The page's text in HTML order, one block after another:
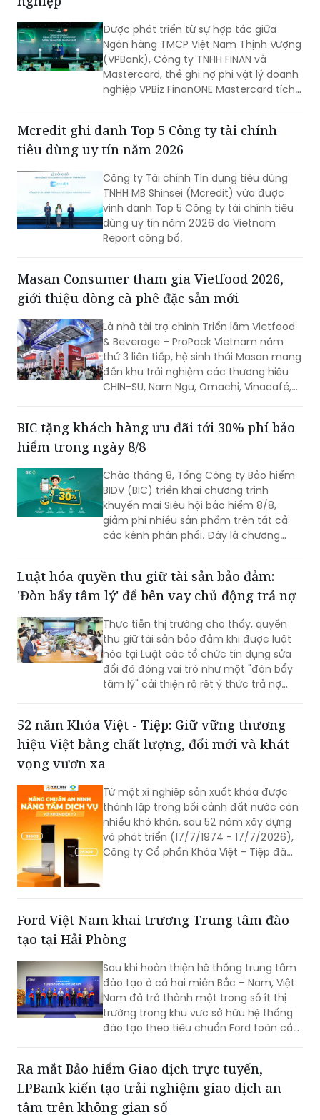
(VPBank), Công ty TNHH FINAN và
Mastercard, thẻ ghi nợ phi vật lý doanh
nghiệp VPBiz FinanONE Mastercard tích
hợp AI không chỉ là một phương thức
thanh toán mà còn là giải pháp giúp
doanh nghiệp rút ngắn quy trình phê
cho nhân viên nhưng vẫn kiểm soát
chặt chẽ ngân sách và dòng tiền theo
thời gian thực.
Mcredit ghi danh Top 5 Công ty tài chính
Công ty Tài chính Tín dụng tiêu dùng
TNHH MB Shinsei (Mcredit) vừa được
vinh danh Top 5 Công ty tài chính tiêu
dùng uy tín năm 2026 do Vietnam
Report công bố.
Masan Consumer tham gia Vietfood 2026,
Là nhà tài trợ chính Triển lãm Vietfood
& Beverage – ProPack Vietnam năm
thứ 3 liên tiếp, hệ sinh thái Masan mang
đến khu trải nghiệm các thương hiệu
CHIN-SU, Nam Ngư, Omachi, Vinacafé,
Phở Story, WinEco, trong đó dòng cà
phê Vinacafé Fine Robusta lần đầu xuất
hiện tại triển lãm. Sự kiện diễn ra từ
chợ & Triển lãm Sài Gòn (SECC).
BIC tặng khách hàng ưu đãi tới 30% phí bảo
Chào tháng 8, Tổng Công ty Bảo hiểm
BIDV (BIC) triển khai chương trình
khuyến mại Siêu hội bảo hiểm 8/8,
giảm phí nhiều sản phẩm trên tất cả
các kênh phân phối. Đây là chương
trình ưu đãi có mức giảm phí tốt nhất
của BIC ở trong cùng thời điểm.
Luật hóa quyền thu giữ tài sản bảo đảm:
Thực tiễn thị trường cho thấy, quyền
thu giữ tài sản bảo đảm khi được luật
hóa tại Luật các tổ chức tín dụng sửa
đổi đã đóng vai trò như một "đòn bẩy
tâm lý" cải thiện rõ rệt ý thức trả nợ
của bên vay.
52 năm Khóa Việt - Tiệp: Giữ vững thương
vọng vươn xa
Từ một xí nghiệp sản xuất khóa được
thành lập trong bối cảnh đất nước còn
nhiều khó khăn, sau 52 năm xây dựng
và phát triển (17/7/1974 - 17/7/2026),
Công ty Cổ phần Khóa Việt - Tiệp đã
trở thành một trong những doanh
nghiệp cơ khí tiêu biểu của Việt Nam.
Hành trình hơn nửa thế kỷ ấy không chỉ
trong quá trình đổi mới, hội nhập và
không ngừng nâng cao năng lực cạnh
tranh.
Ford Việt Nam khai trương Trung tâm đào
Sau khi hoàn thiện hệ thống trung tâm
đào tạo ở cả hai miền Bắc – Nam, Việt
Nam đã trở thành một trong số ít thị
trường trong khu vực sở hữu hệ thống
đào tạo theo tiêu chuẩn Ford toàn cầu,
cùng với Thái Lan, Nam Phi, Úc và
Philippin.
Ra mắt Bảo hiểm Giao dịch trực tuyến,
tâm trên không gian số
Trước sự gia tăng của các hình thức
lừa đảo trực tuyến với thủ đoạn ngày